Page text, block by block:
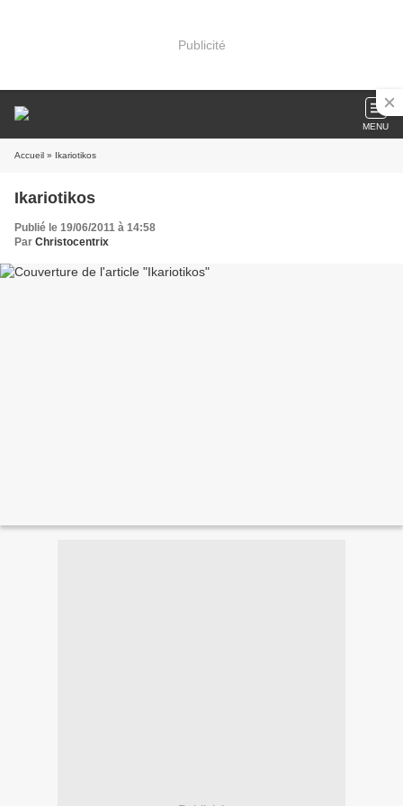
Publicité
MENU
Accueil » Ikariotikos
Ikariotikos
Publié le 19/06/2011 à 14:58
Par Christocentrix